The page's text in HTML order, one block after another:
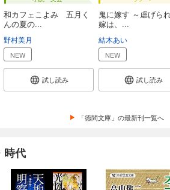
和カフェこよみ 五月く
んの夏の...
野村美月
NEW
試し読み
鬼に嫁す ～虐げら
嫁は、...
結木あい
NEW
試し読み
「徳間文庫」の最新刊一覧へ
時代